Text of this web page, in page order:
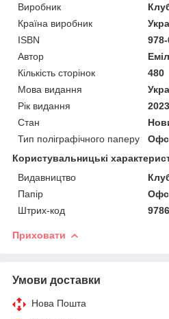
Виробник
Країна виробник
ISBN
Автор
Кількість сторінок
480
Мова видання
Рік видання
2023
Стан
Тип поліграфічного паперу
Користувальницькі
Видавництво
Папір
Штрих-код
Приховати
Умови доставки
Нова Пошта